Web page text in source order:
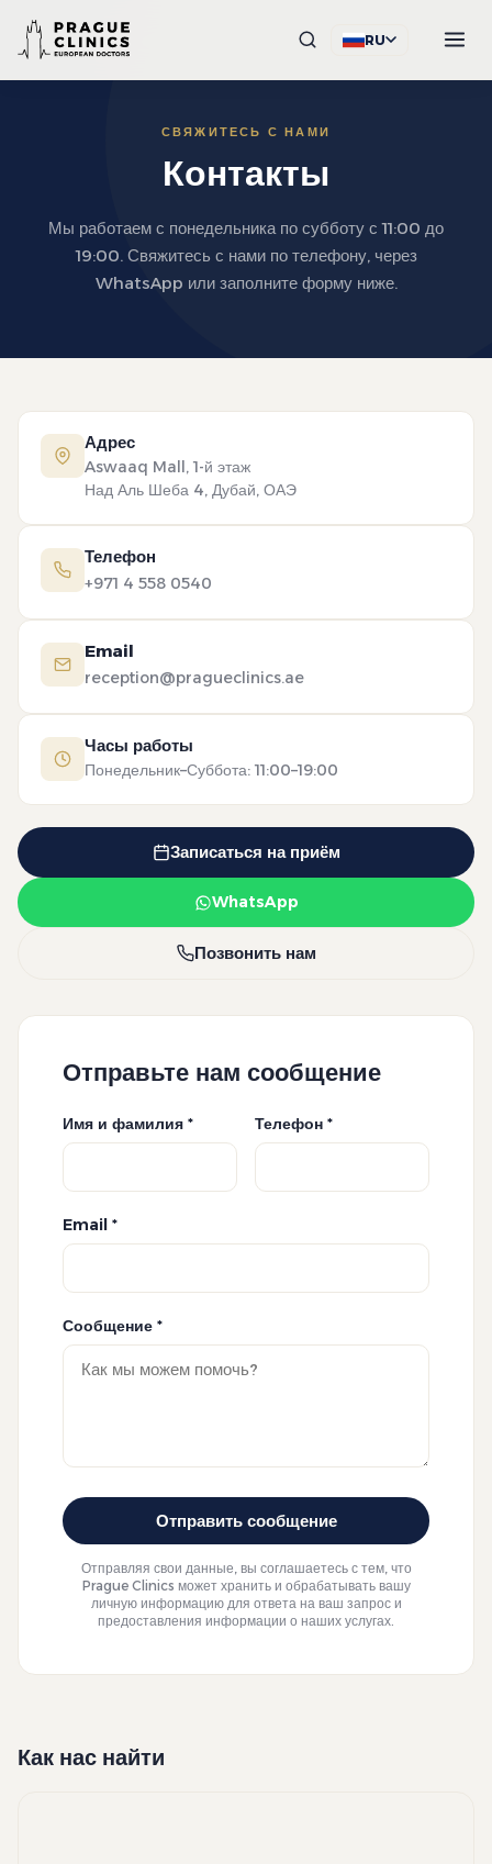
RU
СВЯЖИТЕСЬ С НАМИ
Контакты
Мы работаем с понедельника по субботу с 11:00 до
19:00. Свяжитесь с нами по телефону, через
WhatsApp или заполните форму ниже.
Адрес
Aswaaq Mall, 1-й этаж
Над Аль Шеба 4, Дубай, ОАЭ
Телефон
+971 4 558 0540
Email
reception@pragueclinics.ae
Часы работы
Понедельник–Суббота: 11:00–19:00
Записаться на приём
WhatsApp
Позвонить нам
Отправьте нам сообщение
Имя и фамилия * Телефон *
Email *
Сообщение *
Отправить сообщение
Отправляя свои данные, вы соглашаетесь с тем, что
Prague Clinics может хранить и обрабатывать вашу
личную информацию для ответа на ваш запрос и
предоставления информации о наших услугах.
Как нас найти